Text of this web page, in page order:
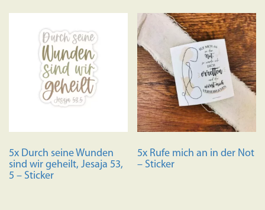
5x Durch seine Wunden
sind wir geheilt, Jesaja 53,
5 – Sticker
5x Rufe mich an in der Not
– Sticker